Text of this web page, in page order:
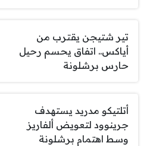
تير شتيجن يقترب من
أياكس.. اتفاق يحسم رحيل
حارس برشلونة
أتلتيكو مدريد يستهدف
جرينوود لتعويض ألفاريز
وسط اهتمام برشلونة